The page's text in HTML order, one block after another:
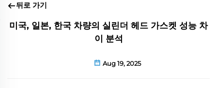
뒤로 가기
미국, 일본, 한국 차량의 실린더 헤드 가스켓 성능 차
이 분석
Aug 19, 2025